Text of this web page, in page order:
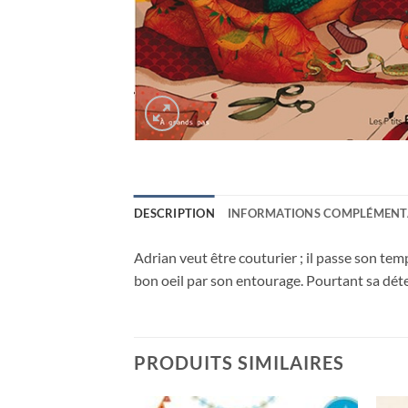
DESCRIPTION INFORMATIONS
Adrian veut être couturier ; il passe son
bon oeil par son entourage. Pourtant sa
PRODUITS SIMILAIRES